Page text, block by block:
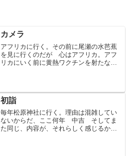
カメラ
アフリカに行く。その前に尾瀬の水芭蕉
を見に行くのだが 心はアフリカ。アフ
リカにいく前に黄熱ワクチンを射たなけ
剤。これで準備万端！夢が広...
初詣
毎年松原神社に行く。理由は混雑してい
ないからだ、ここ何年 中吉 そしてま
た同じ、内容が、それらしく感じるから